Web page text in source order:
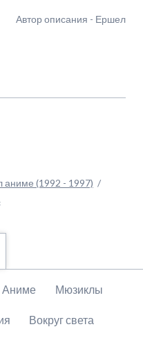
Автор описания - Ершел
аниме (1992 - 1997)
Аниме Мюзиклы
Вокруг света